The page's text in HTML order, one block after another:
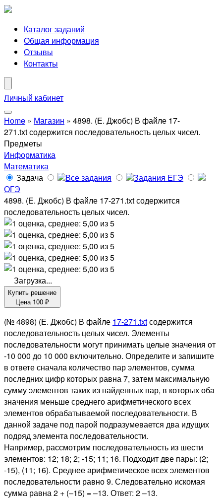
Каталог заданий
Общая информация
Отзывы
Контакты
Личный кабинет
Home » Магазин » 4898. (Е. Джобс) В файле 17-
271.txt содержится последовательность целых чисел.
Предметы
Информатика
Математика
Задача
Все задания
Задания ЕГЭ
ОГЭ
4898. (Е. Джобс) В файле 17-271.txt содержится
последовательность целых чисел.
Загрузка...
Купить решение
Цена 100 ₽
(№ 4898) (Е. Джобс) В файле 17-271.txtсодержится
последовательность целых чисел. Элементы
последовательности могут принимать целые значения от
-10 000 до 10 000 включительно. Определите и запишите
в ответе сначала количество пар элементов, сумма
последних цифр которых равна 7, затем максимальную
сумму элементов таких из найденных пар, в которых оба
значения меньше среднего арифметического всех
элементов обрабатываемой последовательности. В
данной задаче под парой подразумевается два идущих
подряд элемента последовательности.
Например, рассмотрим последовательность из шести
элементов: 12; 18; 2; -15; 11; 16. Подходит две пары: (2;
-15), (11; 16). Среднее арифметическое всех элементов
последовательности равно 9. Следовательно искомая
сумма равна 2 + (–15) = –13. Ответ: 2 –13.